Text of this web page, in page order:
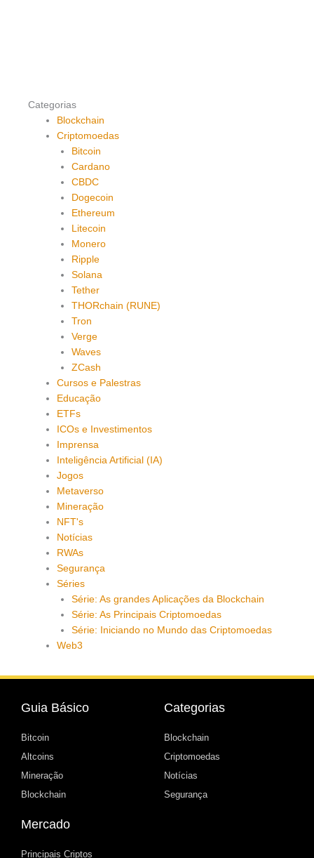
Categorias
Blockchain
Criptomoedas
Bitcoin
Cardano
CBDC
Dogecoin
Ethereum
Litecoin
Monero
Ripple
Solana
Tether
THORchain (RUNE)
Tron
Verge
Waves
ZCash
Cursos e Palestras
Educação
ETFs
ICOs e Investimentos
Imprensa
Inteligência Artificial (IA)
Jogos
Metaverso
Mineração
NFT's
Notícias
RWAs
Segurança
Séries
Série: As grandes Aplicações da Blockchain
Série: As Principais Criptomoedas
Série: Iniciando no Mundo das Criptomoedas
Web3
Guia Básico
Bitcoin
Altcoins
Mineração
Blockchain
Categorias
Blockchain
Criptomoedas
Notícias
Segurança
Mercado
Principais Criptos